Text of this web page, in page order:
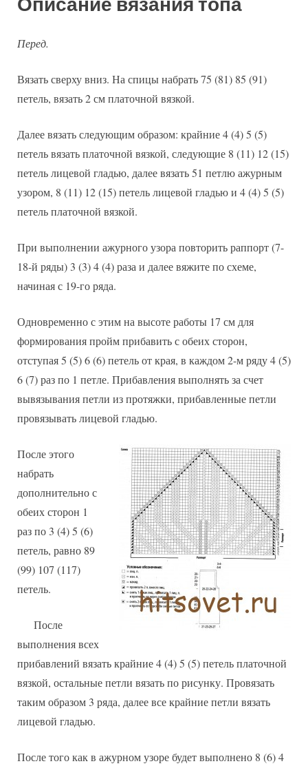
Перед.
Вязать сверху вниз. На спицы набрать 75 (81) 85 (91)
петель, вязать 2 см платочной вязкой.
Далее вязать следующим образом: крайние 4 (4) 5 (5)
петель вязать платочной вязкой, следующие 8 (11) 12 (15)
петель лицевой гладью, далее вязать 51 петлю ажурным
узором, 8 (11) 12 (15) петель лицевой гладью и 4 (4) 5 (5)
петель платочной вязкой.
При выполнении ажурного узора повторить раппорт (7-
18-й ряды) 3 (3) 4 (4) раза и далее вяжите по схеме,
начиная с 19-го ряда.
Одновременно с этим на высоте работы 17 см для
формирования пройм прибавить с обеих сторон,
отступая 5 (5) 6 (6) петель от края, в каждом 2-м ряду 4 (5)
6 (7) раз по 1 петле. Прибавления выполнять за счет
вывязывания петли из протяжки, прибавленные петли
провязывать лицевой гладью.
После этого
набрать
дополнительно с
обеих сторон 1
раз по 3 (4) 5 (6)
петель, равно 89
(99) 107 (117)
петель.
После
выполнения всех
прибавлений вязать крайние 4 (4) 5 (5) петель платочной
вязкой, остальные петли вязать по рисунку. Провязать
таким образом 3 ряда, далее все крайние петли вязать
лицевой гладью.
После того как в ажурном узоре будет выполнено 8 (6) 4